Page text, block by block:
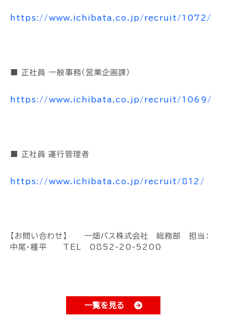
https://www.ichibata.co.jp/recruit/1072/
■ 正社員 一般事務（営業企画課）
https://www.ichibata.co.jp/recruit/1069/
■ 正社員 運行管理者
https://www.ichibata.co.jp/recruit/812/
【お問い合わせ】 一畑バス株式会社 総務部 担当：
中尾・種平 TEL 0852-20-5200
一覧を見る